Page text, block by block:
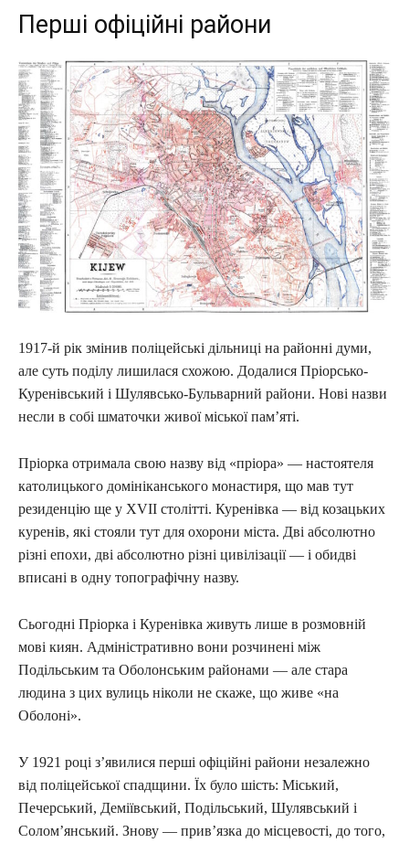
Перші офіційні райони
1917-й рік змінив поліцейські дільниці на районні думи,
але суть поділу лишилася схожою. Додалися Пріорсько-
Куренівський і Шулявсько-Бульварний райони. Нові назви
несли в собі шматочки живої міської пам’яті.
Пріорка отримала свою назву від «пріора» — настоятеля
католицького домініканського монастиря, що мав тут
резиденцію ще у XVII столітті. Куренівка — від козацьких
куренів, які стояли тут для охорони міста. Дві абсолютно
різні епохи, дві абсолютно різні цивілізації — і обидві
вписані в одну топографічну назву.
Сьогодні Пріорка і Куренівка живуть лише в розмовній
мові киян. Адміністративно вони розчинені між
Подільським та Оболонським районами — але стара
людина з цих вулиць ніколи не скаже, що живе «на
Оболоні».
У 1921 році з’явилися перші офіційні райони незалежно
від поліцейської спадщини. Їх було шість: Міський,
Печерський, Деміївський, Подільський, Шулявський і
Солом’янський. Знову — прив’язка до місцевості, до того,